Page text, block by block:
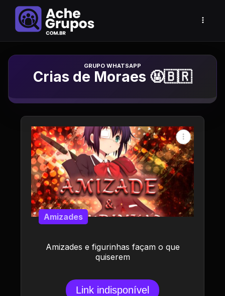
Grupo de Whatsapp
Crias de Moraes 🤬🇧🇷
Amizades e figurinhas façam o que
quiserem
Amizades
Link indisponível